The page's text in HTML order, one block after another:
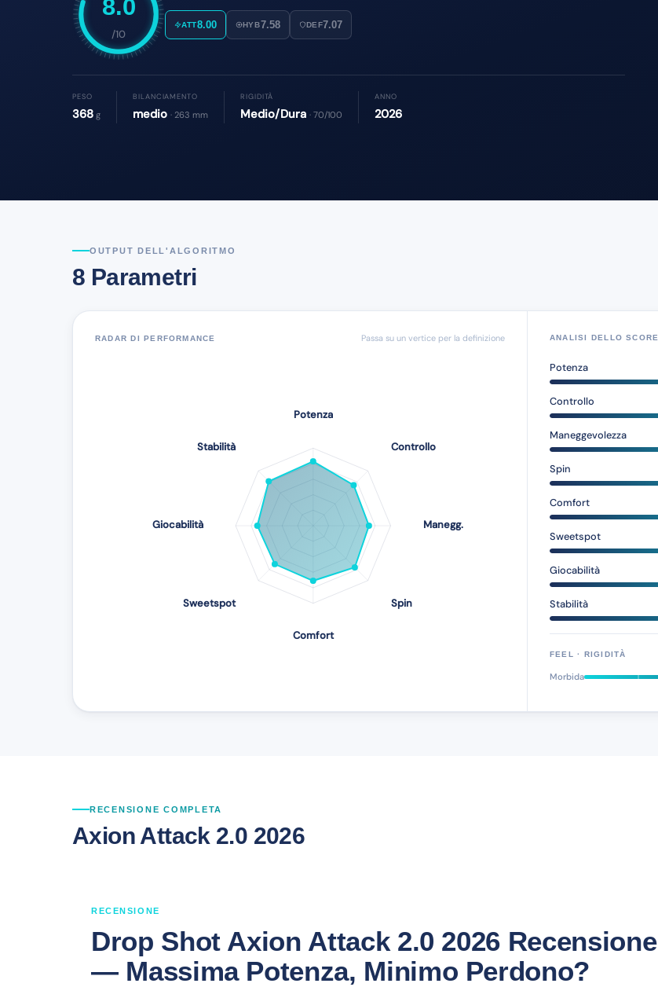
8.0
/10
ATT8.00 HYB7.58 DEF7.07
PESO
368 g
BILANCIAMENTO
medio · 263 mm
RIGIDITÀ
Medio/Dura · 70/100
ANNO
2026
OUTPUT DELL'ALGORITMO
8 Parametri
RADAR DI PERFORMANCE Passa su un vertice per la definizione ANALISI DELLO SCORE
Potenza
Controllo
Maneggevolezza
Spin
Comfort
Sweetspot
Giocabilità
Stabilità
FEEL · RIGIDITÀ
Morbida
RECENSIONE COMPLETA
Axion Attack 2.0 2026
RECENSIONE
Drop Shot Axion Attack 2.0 2026 Recensione
— Massima Potenza, Minimo Perdono?